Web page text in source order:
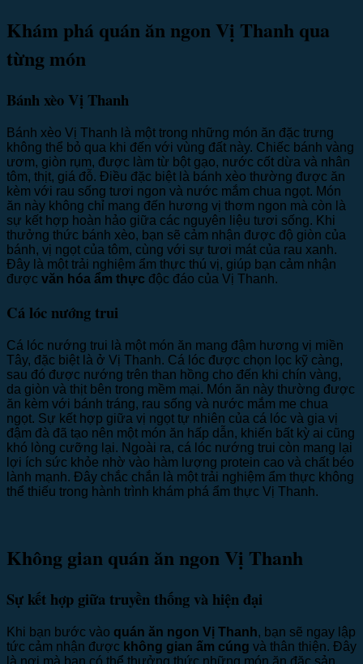
Khám phá quán ăn ngon Vị Thanh qua
từng món
Bánh xèo Vị Thanh
Bánh xèo Vị Thanh là một trong những món ăn đặc trưng
không thể bỏ qua khi đến với vùng đất này. Chiếc bánh vàng
ươm, giòn rụm, được làm từ bột gạo, nước cốt dừa và nhân
tôm, thịt, giá đỗ. Điều đặc biệt là bánh xèo thường được ăn
kèm với rau sống tươi ngon và nước mắm chua ngọt. Món
ăn này không chỉ mang đến hương vị thơm ngon mà còn là
sự kết hợp hoàn hảo giữa các nguyên liệu tươi sống. Khi
thưởng thức bánh xèo, bạn sẽ cảm nhận được độ giòn của
bánh, vị ngọt của tôm, cùng với sự tươi mát của rau xanh.
Đây là một trải nghiệm ẩm thực thú vị, giúp bạn cảm nhận
được văn hóa ẩm thực độc đáo của Vị Thanh.
Cá lóc nướng trui
Cá lóc nướng trui là một món ăn mang đậm hương vị miền
Tây, đặc biệt là ở Vị Thanh. Cá lóc được chọn lọc kỹ càng,
sau đó được nướng trên than hồng cho đến khi chín vàng,
da giòn và thịt bên trong mềm mại. Món ăn này thường được
ăn kèm với bánh tráng, rau sống và nước mắm me chua
ngọt. Sự kết hợp giữa vị ngọt tự nhiên của cá lóc và gia vị
đậm đà đã tạo nên một món ăn hấp dẫn, khiến bất kỳ ai cũng
khó lòng cưỡng lại. Ngoài ra, cá lóc nướng trui còn mang lại
lợi ích sức khỏe nhờ vào hàm lượng protein cao và chất béo
lành mạnh. Đây chắc chắn là một trải nghiệm ẩm thực không
thể thiếu trong hành trình khám phá ẩm thực Vị Thanh.
Không gian quán ăn ngon Vị Thanh
Sự kết hợp giữa truyền thống và hiện đại
Khi bạn bước vào quán ăn ngon Vị Thanh, bạn sẽ ngay lập
tức cảm nhận được không gian ấm cúng và thân thiện. Đây
là nơi mà bạn có thể thưởng thức những món ăn đặc sản